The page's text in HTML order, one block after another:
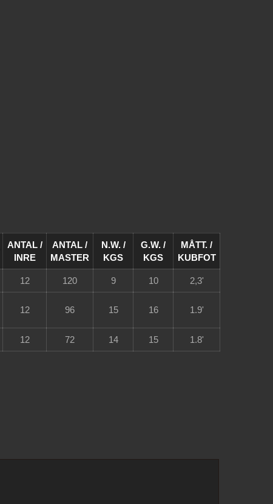
ANTAL /
INRE
ANTAL /
MASTER
N.W. /
KGS
G.W. /
KGS
MÅTT. /
KUBFOT
12 120 9 10 2,3'
12 96 15 16 1.9'
12 72 14 15 1.8'